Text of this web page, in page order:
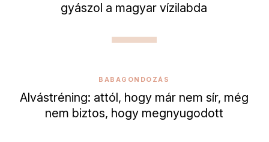
gyászol a magyar vízilabda
BABAGONDOZÁS
Alvástréning: attól, hogy már nem sír, még
nem biztos, hogy megnyugodott